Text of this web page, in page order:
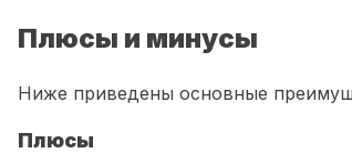
Плюсы и минусы
Ниже приведены основные
Плюсы